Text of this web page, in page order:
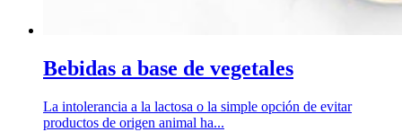
Bebidas a base de vegetales
La intolerancia a la lactosa o la simple opción de evitar
productos de origen animal ha...